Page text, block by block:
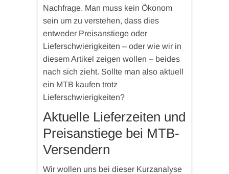
Nachfrage. Man muss kein Ökonom
sein um zu verstehen, dass dies
entweder Preisanstiege oder
Lieferschwierigkeiten – oder wie wir in
diesem Artikel zeigen wollen – beides
nach sich zieht. Sollte man also aktuell
ein MTB kaufen trotz
Lieferschwierigkeiten?
Aktuelle Lieferzeiten und
Preisanstiege bei MTB-
Versendern
Wir wollen uns bei dieser Kurzanalyse